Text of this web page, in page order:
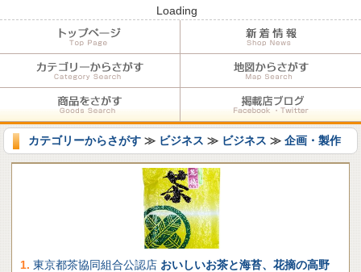
Loading
カテゴリーからさがす ≫ ビジネス ≫ ビジネス ≫企画・製作
1. 東京都茶協同組合公認店 おいしいお茶と海苔、花摘の高野